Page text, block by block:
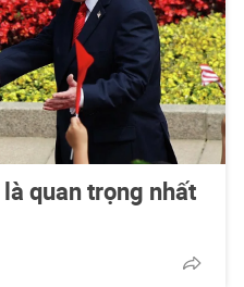
quan trọng nhất